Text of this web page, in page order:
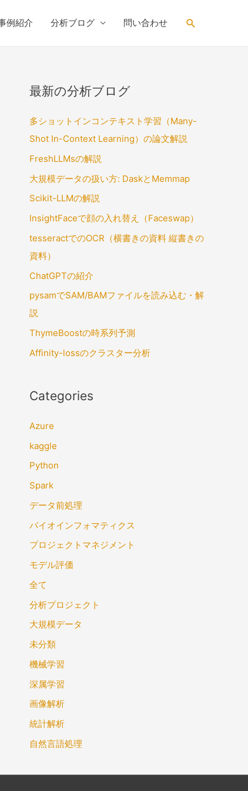
例紹介 分析ブログ 問い合わせ Search
最新の分析ブログ
多ショットインコンテキスト学習（Many-
Shot In-Context Learning）の論文解説
FreshLLMsの解説
大規模データの扱い方: DaskとMemmap
Scikit-LLMの解説
InsightFaceで顔の入れ替え（Faceswap）
tesseractでのOCR（横書きの資料 縦書きの
資料）
ChatGPTの紹介
pysamでSAM/BAMファイルを読み込む・解
説
ThymeBoostの時系列予測
Affinity-lossのクラスター分析
Categories
Azure
kaggle
Python
Spark
データ前処理
バイオインフォマティクス
プロジェクトマネジメント
モデル評価
全て
分析プロジェクト
大規模データ
未分類
機械学習
深属学習
画像解析
統計解析
自然言語処理